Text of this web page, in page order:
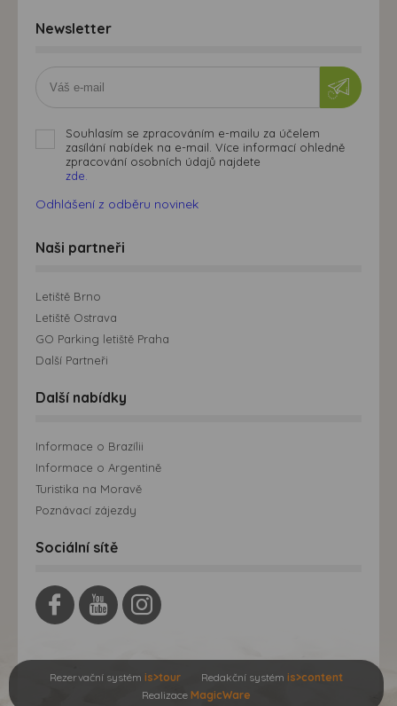
Newsletter
Souhlasím se zpracováním e-mailu za účelem
zasílání nabídek na e-mail. Více informací ohledně
zpracování osobních údajů najdete
zde.
Odhlášení z odběru novinek
Naši partneři
Letiště Brno
Letiště Ostrava
GO Parking letiště Praha
Další Partneři
Další nabídky
Informace o Brazílii
Informace o Argentině
Turistika na Moravě
Poznávací zájezdy
Sociální sítě
Rezervační systém is>tour Redakční systém is>content
Realizace MagicWare